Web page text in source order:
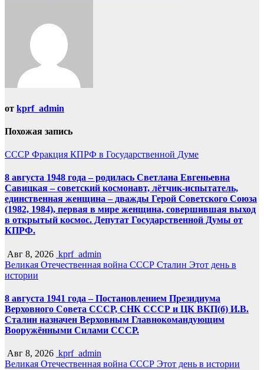
от kprf_admin
Похожая запись
СССР Фракция КПРФ в Государственной Думе
8 августа 1948 года – родилась Светлана Евгеньевна
Савицкая – советский космонавт, лётчик-испытатель,
единственная женщина – дважды Герой Советского Союза
(1982, 1984), первая в мире женщина, совершившая выход
в открытый космос. Депутат Государственной Думы от
КПРФ.
Авг 8, 2026 kprf_admin
Великая Отечественная война СССР Сталин Этот день в
истории
8 августа 1941 года – Постановлением Президиума
Верховного Совета СССР, СНК СССР и ЦК ВКП(б) И.В.
Сталин назначен Верховным Главнокомандующим
Вооружёнными Силами СССР.
Авг 8, 2026 kprf_admin
Великая Отечественная война СССР Этот день в истории